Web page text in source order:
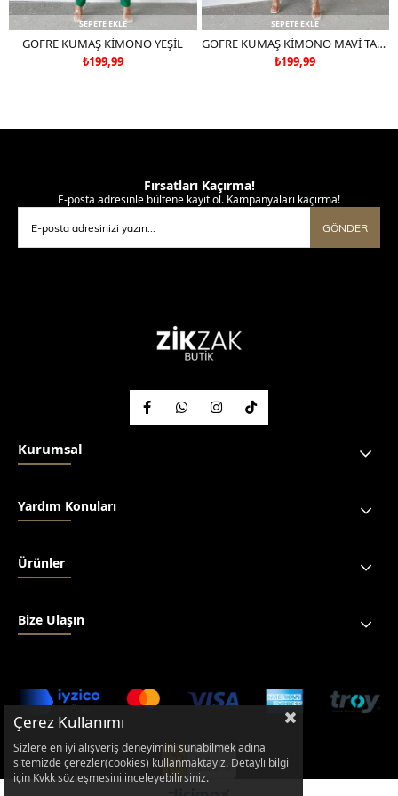
SEPETE EKLE
GOFRE KUMAŞ KİMONO YEŞİL
₺199,99
SEPETE EKLE
GOFRE KUMAŞ KİMONO MAVİ TAKIM DEĞİLDİR
₺199,99
Fırsatları Kaçırma!
E-posta adresinle bültene kayıt ol. Kampanyaları kaçırma!
GÖNDER
Kurumsal
Yardım Konuları
Ürünler
Bize Ulaşın
Çerez Kullanımı
Sizlere en iyi alışveriş deneyimini sunabilmek adına
sitemizde çerezler(cookies) kullanmaktayız. Detaylı bilgi
için Kvkk sözleşmesini inceleyebilirsiniz.